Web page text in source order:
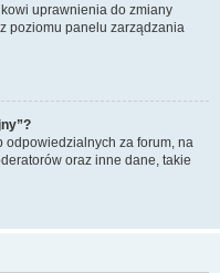
uprawnienia do zmiany
poziomu panelu zarządzania
odpowiedzialnych za forum, na
oraz inne dane, takie